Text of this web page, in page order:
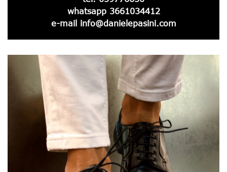
whatsapp 3661034412
e-mail info@danielepasini.com